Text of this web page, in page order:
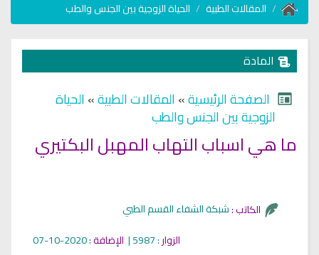
المقالات الطبية الحياة الزوجية بين الجنس والطب
المادة
الصفحة الرئيسية»المقالات الطبية»الحياة
الزوجية بين الجنس والطب
ما هي اسباب التهاب المهبل البكتيري
الكاتب :
الزوار: 5987 | الإضافة: 2020-10-07